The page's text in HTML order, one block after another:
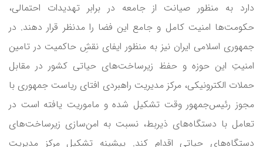
دارد به منظور صیانت از جامعه در برابر تهدیدات احتمالی،
حکومت‌ها امنیت کامل و جامع این فضا را مدنظر قرار دهند. در
جمهوری اسلامی ایران نیز به منظور ایفای نقشِ حاکمیت در تامین
امنیتِ این حوزه و حفظ زیرساخت‌های حیاتی کشور در مقابل
حملات الکترونیکی، مرکز مدیریت راهبردی افتای ریاست جمهوری با
مجوز رئیس‌جمهور وقت تشکیل شده و ماموریت یافته است در
تعامل با دستگاه‌های ذیربط، نسبت به امن‌سازی زیرساخت‌های
دستگاه‌های حیاتی اقدام کند. پیشینه تشکیل مرکز مدیریت